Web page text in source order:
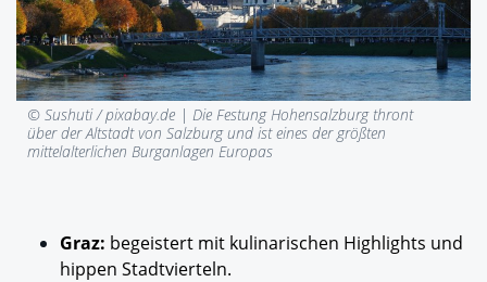
© Sushuti / pixabay.de | Die Festung Hohensalzburg thront
über der Altstadt von Salzburg und ist eines der größten
mittelalterlichen Burganlagen Europas
Graz: begeistert mit kulinarischen Highlights und
hippen Stadtvierteln.